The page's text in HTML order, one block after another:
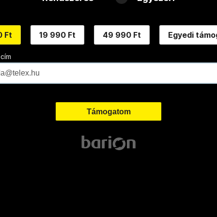
Ft 19 990 Ft 49 990 Ft Egyedi